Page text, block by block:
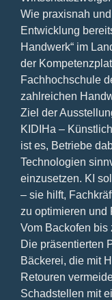
Wie praxisnah
Entwicklung
Handwerk“ im
der
Fachhochschule
zahlreichen
Ziel der
KIDIHa –
ist es, Betriebe
Technologien
einzusetzen. KI
– sie hilft,
zu optimieren und
Vom Backofen bis
Die präsentierten
Bäckerei, die mit
Retouren
Schadstellen mit